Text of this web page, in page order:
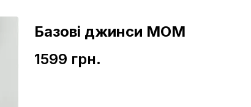
Базові джинси МОМ
1599 грн.